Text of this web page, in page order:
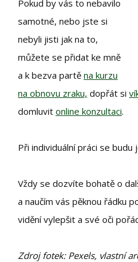
Pokud by vás to nebavilo
samotné, nebo jste si
nebyli jisti jak na to,
můžete se přidat ke mně
a k bezva partě na kurzu
na obnovu zraku, dopřát si
domluvit online konzultaci.
Při individuální práci se budu
Vždy se dozvíte bohatě o
a naučím vás pěknou řádku
vidění vylepšit a své oči
Zdroj fotek: Pexels, vlastní